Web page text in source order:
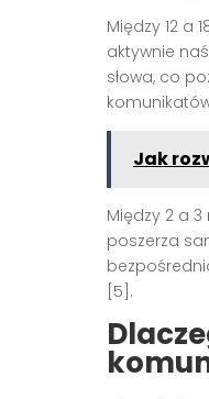
Między 12 a
aktywnie
słowa, co
Jak
Między 2 a
poszerza
[5].